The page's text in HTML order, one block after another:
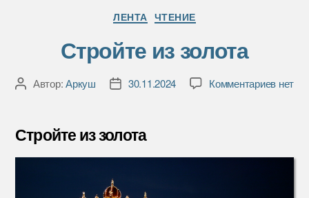
Рубрики
ЛЕНТА ЧТЕНИЕ
Стройте из золота
АвторАвтор:Аркуш
Дата30.11.2024 Комментариевкнет
Стройте из золота